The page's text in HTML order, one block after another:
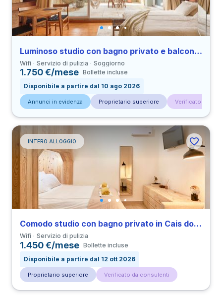
Luminoso studio con bagno privato e balcone in Santos
Wifi Servizio di pulizia Soggiorno
1.750 €/mese Bollette incluse
Disponibile a partire dal 10 ago 2026
Annunci in evidenza Proprietario superiore Verificato da
INTERO ALLOGGIO
Comodo studio con bagno privato in Cais do Sodré vicino a all’Università ISEG
Wifi Servizio di pulizia
1.450 €/mese Bollette incluse
Disponibile a partire dal 12 ott 2026
Proprietario superiore Verificato da consulenti